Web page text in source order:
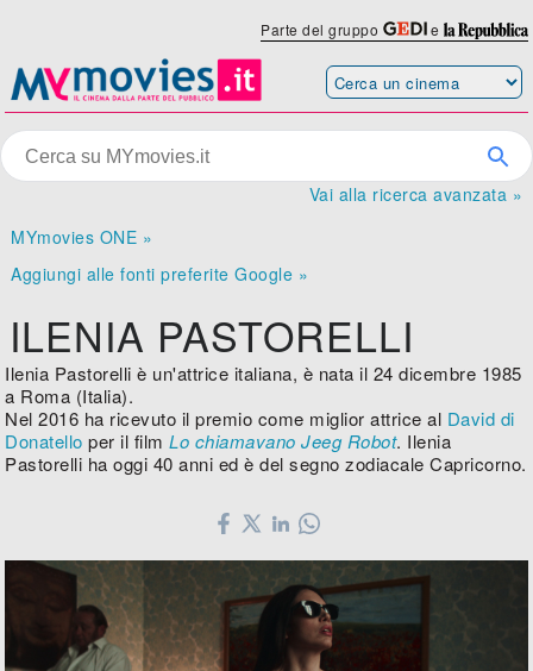
Parte del gruppo e
Vai alla ricerca avanzata »
MYmovies ONE »
Aggiungi alle fonti preferite Google »
ILENIA PASTORELLI
Ilenia Pastorelli è un'attrice italiana, è nata il 24 dicembre 1985
a Roma (Italia).
Nel 2016 ha ricevuto il premio come miglior attrice al David di
Donatello per il filmLo chiamavano Jeeg Robot. Ilenia
Pastorelli ha oggi 40 anni ed è del segno zodiacale Capricorno.